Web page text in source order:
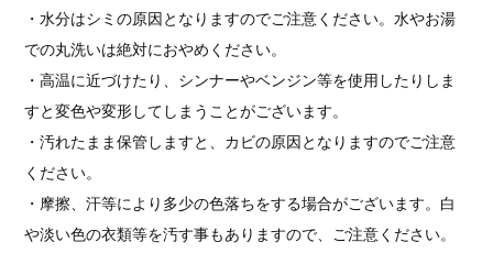
・水分はシミの原因となりますのでご注意ください。水やお湯
での丸洗いは絶対におやめください。
・高温に近づけたり、シンナーやベンジン等を使用したりしま
すと変色や変形してしまうことがございます。
・汚れたまま保管しますと、カビの原因となりますのでご注意
ください。
・摩擦、汗等により多少の色落ちをする場合がございます。白
や淡い色の衣類等を汚す事もありますので、ご注意ください。